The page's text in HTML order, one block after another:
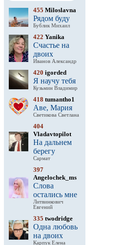
455 Miloslavna
Рядом буду
Бублик Михаил
422 Yanika
Счастье на
двоих
Иванов Александр
420 igorded
Я научу тебя
Кузьмин Владимир
418 tumantho1
Аве, Мария
Светикова Светлана
404
Vladavtopilot
На дальнем
берегу
Сармат
397
Angelochek_ms
Слова
остались мне
Литвинкович
Евгений
335 twodridge
Одна любовь
на двоих
Карпук Елена